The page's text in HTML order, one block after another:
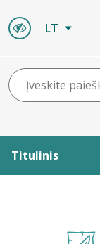
LT
Titulinis